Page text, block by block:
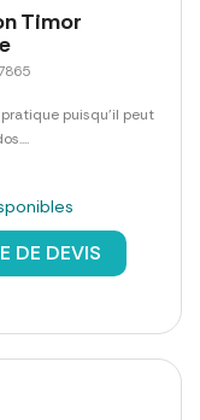
Timor
puisqu'il peut
DE DEVIS